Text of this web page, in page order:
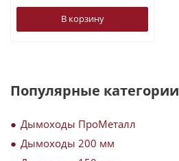
В корзину
Популярные категории
Дымоходы ПроМеталл
Дымоходы 200 мм